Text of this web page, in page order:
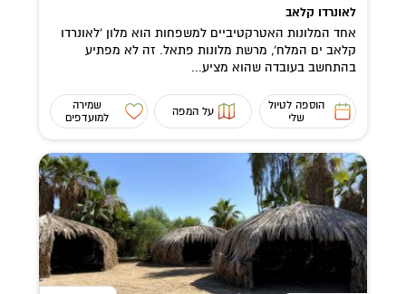
לאונרדו קלאב
אחד המלונות האטרקטיביים למשפחות הוא מלון 'לאונרדו
קלאב ים המלח', מרשת מלונות פתאל. זה לא מפתיע
בהתחשב בעובדה שהוא מציע...
הוספה לטיול
שלי
על המפה
שמירה
למועדפים